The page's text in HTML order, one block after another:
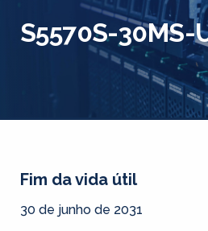
S5570S-30MS-
Fim da vida útil
30 de junho de 2031